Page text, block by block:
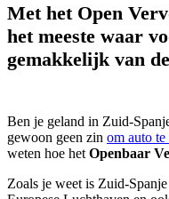
Met het Open
het meeste waar
gemakkelijk van
Ben je geland in Zuid-
gewoon geen zin om auto te
weten hoe het Openbaar
Zoals je weet is Zuid-